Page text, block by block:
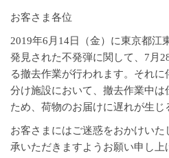
お客さま各位
2019年6月14日（金）に東京都江
発見された不発弾に関して、7月
る撤去作業が行われます。それ
分け施設において、撤去作業中
ため、荷物のお届けに遅れが生じ
お客さまにはご迷惑をおかけいた
承いただきますようお願い申し上